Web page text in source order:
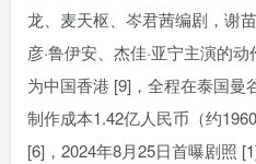
龙、麦天枢、岑君茜编剧，谢
彦·鲁伊安、杰佳·亚宁主演的
为中国香港 [9]，全程在泰国曼
制作成本1.42亿人民币（约
[6]，2024年8月25日首曝剧照